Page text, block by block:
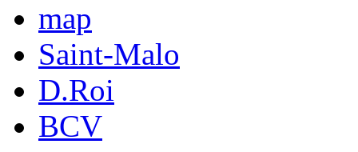
map
Saint-Malo
D.Roi
BCV